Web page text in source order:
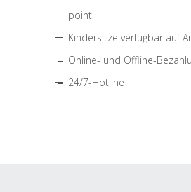
point
Kindersitze verfügbar auf
Online- und Offline-
24/7-Hotline